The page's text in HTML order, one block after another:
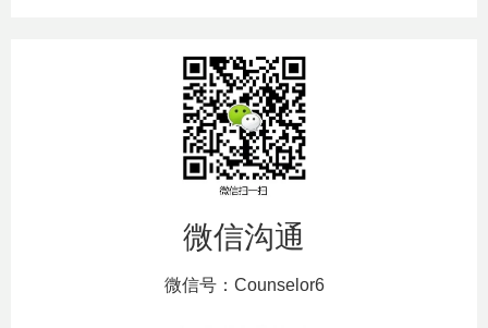
微信沟通
微信号：Counselor6